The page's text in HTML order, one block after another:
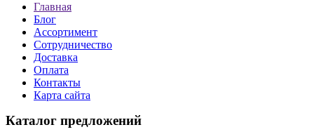
Главная
Блог
Ассортимент
Сотрудничество
Доставка
Оплата
Контакты
Карта сайта
Каталог предложений